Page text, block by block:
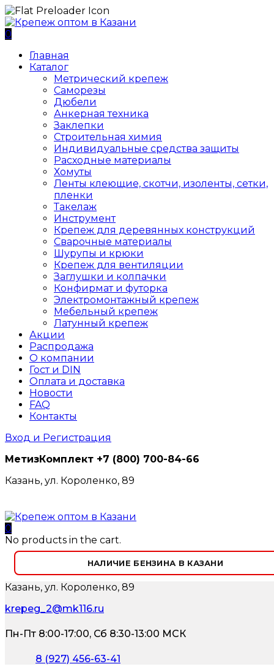
0
Главная
Каталог
Метрический крепеж
Саморезы
Дюбели
Анкерная техника
Заклепки
Строительная химия
Индивидуальные средства защиты
Расходные материалы
Хомуты
Ленты клеющие, скотчи, изоленты, сетки,
пленки
Такелаж
Инструмент
Крепеж для деревянных конструкций
Сварочные материалы
Шурупы и крюки
Крепеж для вентиляции
Заглушки и колпачки
Конфирмат и футорка
Электромонтажный крепеж
Мебельный крепеж
Латунный крепеж
Акции
Распродажа
О компании
Гост и DIN
Оплата и доставка
Новости
FAQ
Контакты
Вход и Регистрация
МетизКомплект +7 (800) 700-84-66
Казань, ул. Короленко, 89
0
No products in the cart.
НАЛИЧИЕ БЕНЗИНА В КАЗАНИ
Казань, ул. Короленко, 89
krepeg_2@mk116.ru
Пн-Пт 8:00-17:00, Сб 8:30-13:00 МСК
8 (927) 456-63-41